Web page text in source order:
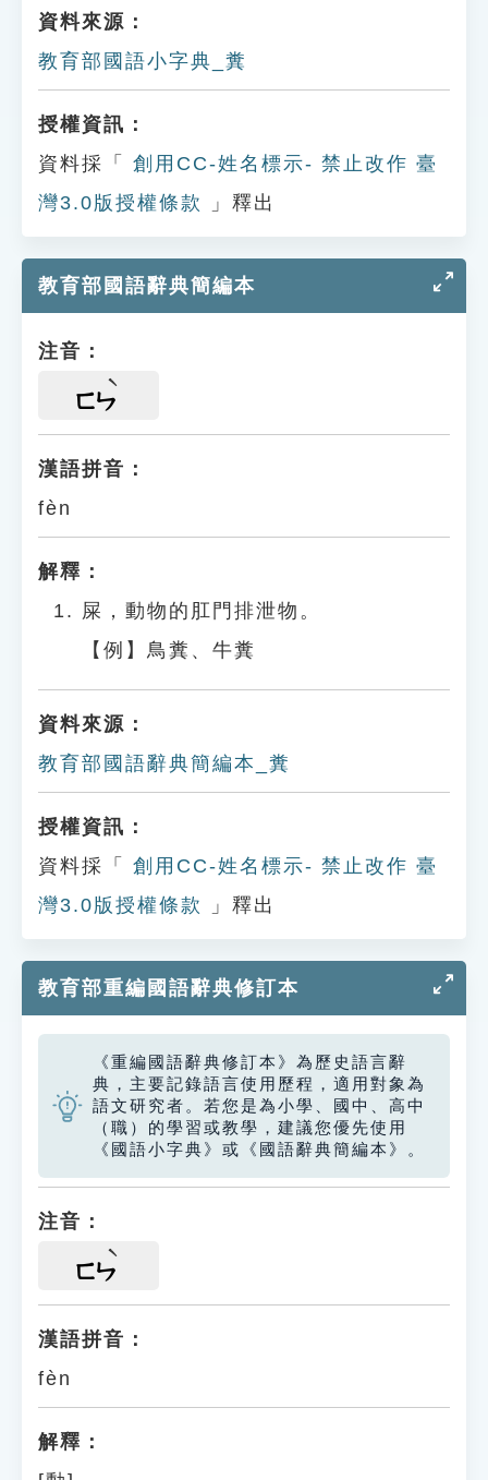
資料來源：
教育部國語小字典_糞
授權資訊：
資料採「
創用CC-姓名標示- 禁止改作 臺
灣3.0版授權條款
」釋出
教育部國語辭典簡編本
注音：
ㄈㄣ
漢語拼音：
fèn
解釋：
屎，動物的肛門排泄物。
【例】鳥糞、牛糞
資料來源：
教育部國語辭典簡編本_糞
授權資訊：
資料採「
創用CC-姓名標示- 禁止改作 臺
灣3.0版授權條款
」釋出
教育部重編國語辭典修訂本
《重編國語辭典修訂本》為歷史語言辭
典，主要記錄語言使用歷程，適用對象為
語文研究者。若您是為小學、國中、高中
（職）的學習或教學，建議您優先使用
《國語小字典》或《國語辭典簡編本》。
注音：
ㄈㄣ
漢語拼音：
fèn
解釋：